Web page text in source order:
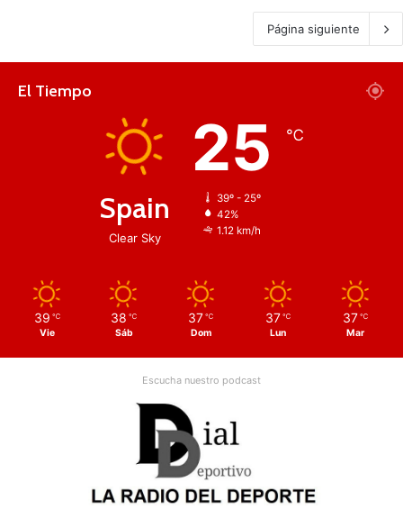
Página siguiente
El Tiempo
Spain
Clear Sky
25 ℃
39º - 25º
42%
1.12 km/h
39 ℃
Vie
38 ℃
Sáb
37 ℃
Dom
37 ℃
Lun
37 ℃
Mar
Escucha nuestro podcast